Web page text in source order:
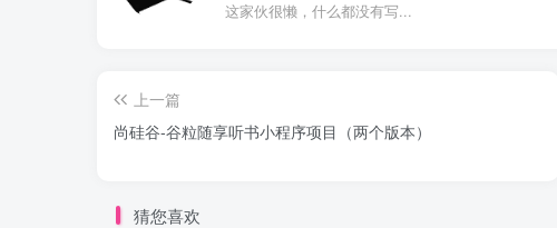
这家伙很懒，什么都没有写...
上一篇
尚硅谷-谷粒随享听书小程序项目（两个版本）
猜您喜欢